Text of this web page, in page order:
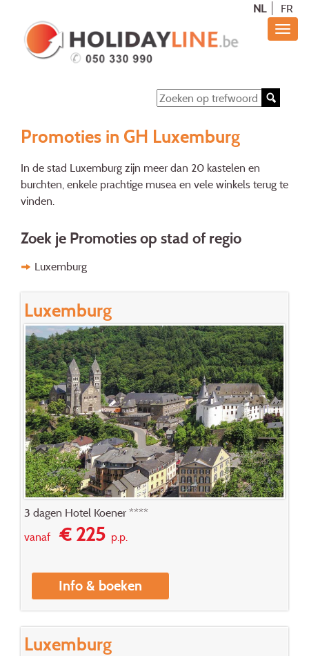
NL FR
Promoties in GH Luxemburg
In de stad Luxemburg zijn meer dan 20 kastelen en
burchten, enkele prachtige musea en vele winkels terug te
vinden.
Zoek je Promoties op stad of regio
Luxemburg
Luxemburg
3 dagen Hotel Koener ****
vanaf€ 225p.p.
Info & boeken
Luxemburg